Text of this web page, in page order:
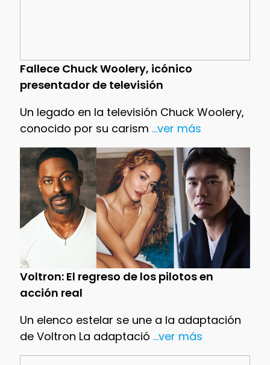
Fallece Chuck Woolery, icónico
presentador de televisión
Un legado en la televisión Chuck Woolery,
conocido por su carism ...ver más
Voltron: El regreso de los pilotos en
acción real
Un elenco estelar se une a la adaptación
de Voltron La adaptació ...ver más